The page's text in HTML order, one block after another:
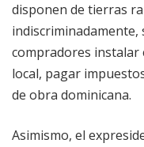
disponen de tierras
indiscriminadamente,
compradores instalar
local, pagar
de obra dominicana.
Asimismo, el